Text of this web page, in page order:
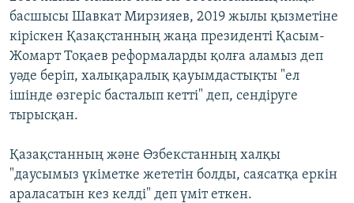
басшысы Шавкат Мирзияев, 2019 жылы қызметіне
кіріскен Қазақстанның жаңа президенті Қасым-
Жомарт Тоқаев реформаларды қолға аламыз деп
уәде беріп, халықаралық қауымдастықты "ел
ішінде өзгеріс басталып кетті" деп, сендіруге
тырысқан.
Қазақстанның және Өзбекстанның халқы
"даусымыз үкіметке жететін болды, саясатқа еркін
араласатын кез келді" деп үміт еткен.